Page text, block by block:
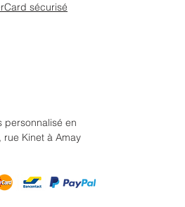
sécurisé
personnalisé en
rue Kinet à Amay